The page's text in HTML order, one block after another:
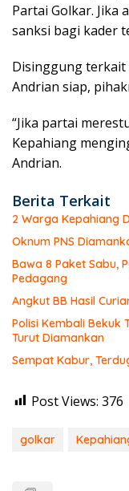
Partai Golkar. Jika
sanksi bagi kader
Disinggung terkait
Andrian siap,
“Jika partai
Kepahiang
Andrian.
Berita Terkait
2 Warga Kepahiang
Oknum PNS
Bawa 8 Paket Sabu,
Pedagang
Angkut BB Hasil
Polisi Kembali Bekuk
Turut Diamankan
Sempat Kabur,
Post Views: 376
golkar